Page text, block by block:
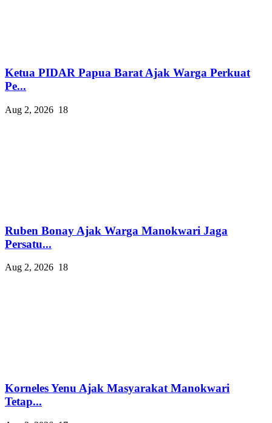
Ketua PIDAR Papua Barat Ajak Warga Perkuat
Pe...
Aug 2, 2026 18
Ruben Bonay Ajak Warga Manokwari Jaga
Persatu...
Aug 2, 2026 18
Korneles Yenu Ajak Masyarakat Manokwari
Tetap...